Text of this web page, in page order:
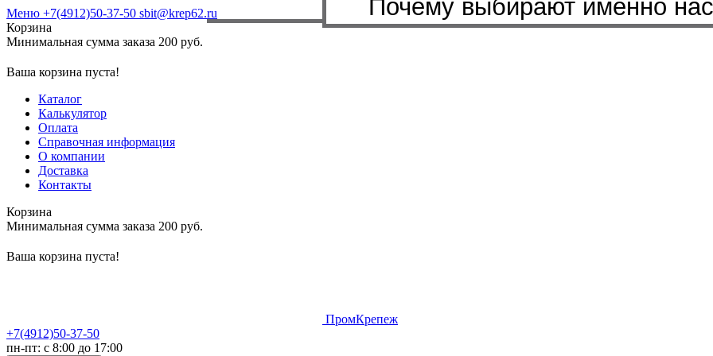
Меню +7(4912)50-37-50 sbit@krep62.ru
Корзина
Минимальная сумма заказа 200 руб.
Ваша корзина пуста!
Каталог
Калькулятор
Оплата
Справочная информация
О компании
Доставка
Контакты
Корзина
Минимальная сумма заказа 200 руб.
Ваша корзина пуста!
ПромКрепеж
+7(4912)50-37-50
пн-пт: с 8:00 до 17:00
Почему выбирают именно